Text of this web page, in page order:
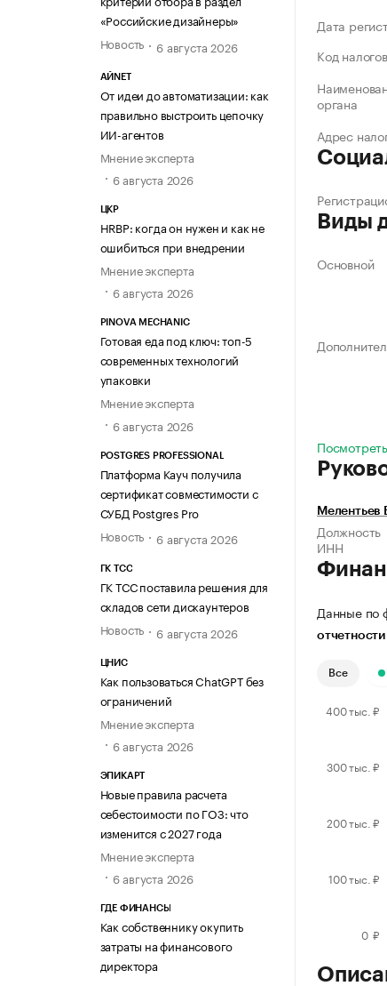
«Российские дизайнеры»
Новость
6 августа 2026
АЙNET
От идеи до автоматизации: как
правильно выстроить цепочку
ИИ-агентов
Мнение эксперта
6 августа 2026
ЦКР
HRBP: когда он нужен и как не
ошибиться при внедрении
Мнение эксперта
6 августа 2026
PINOVA MECHANIC
Готовая еда под ключ: топ-5
современных технологий
упаковки
Мнение эксперта
6 августа 2026
POSTGRES PROFESSIONAL
Платформа Кауч получила
сертификат совместимости с
СУБД Postgres Pro
Новость
6 августа 2026
ГК ТСС
ГК ТСС поставила решения для
складов сети дискаунтеров
Новость
6 августа 2026
ЦНИС
Как пользоваться ChatGPT без
ограничений
Мнение эксперта
6 августа 2026
ЭПИКАРТ
Новые правила расчета
себестоимости по ГОЗ: что
изменится с 2027 года
Мнение эксперта
6 августа 2026
ГДЕ ФИНАНСЫ
Как собственнику окупить
затраты на финансового
директора
Дата
Код
органа
Адрес
Виды
Основной
Мелентьев
Должность
ИНН
Данные по
отчетности
Все